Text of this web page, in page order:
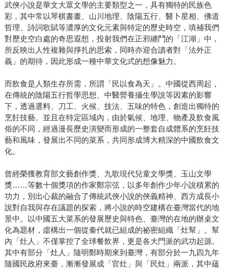
武俠小說是華文大眾文學的主要類型之一，具有獨特的民族色
彩，其中常以琴棋書畫、山川地理、陰陽五行、醫卜星相、佛道
哲理、詩詞歌賦等濃厚的文化元素與特定的歷史時空，填補我們
對歷史空白處的奇思遐想，投射我們在正邪纏鬥的「江湖」中，
所反映出人性複雜與掙扎的思索，同時亦迎合讀者對「法外正
義」的期待，因此形成一種中華文化式的想像魅力。
而飲食是人類生存所需，所謂「民以食為天」。中國從西周起，
在傳統的陰陽五行哲學思想、中醫營養攝生學說等因素的影響
下，透過選料、刀工、火候、技法、五味的特色，創造出獨特的
烹飪技藝。並且在特定區域內，由於氣候、地理、物產及飲食風
俗的不同，經過漫長歷史演變而形成的一整套自成體系的烹飪技
藝和風味，發展出不同的菜系，共同形成博大精深的中國飲食文
化。
曾經榮獲教育部文藝創作獎、九歌現代兒童文學獎、玉山文學
獎……等數十個獎項的作家鄭宗弦，以多年創作少年小說積累的
功力，別出心裁的融合了傳統武俠小說的俠義精神、西方成長小
說對自我與存在議題的探索，將小說的時空建構在臺灣當代的地
景中。以中國五大菜系的發展歷史與特色、臺灣的在地的辦桌文
化為題材，虛構出一個從秦代就已組成的祕密組織「灶幫」。幫
內「灶人」不僅掌控了全球餐飲界，更是各大門派的武功起源。
其中有部分「灶人」隨明鄭時期來到臺灣，有部分於一九四九年
隨國民政府來臺，漸漸發展成「官灶」與「民灶」兩派，其中蘊